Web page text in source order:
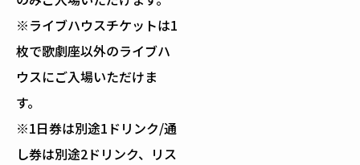
※ライブハウスチケットは1
枚で歌劇座以外のライブハ
ウスにご入場いただけま
す。
※1日券は別途1ドリンク/通
し券は別途2ドリンク、リス